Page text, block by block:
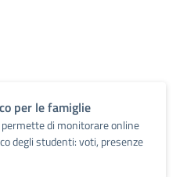
per le famiglie
di monitorare online
degli studenti: voti, presenze